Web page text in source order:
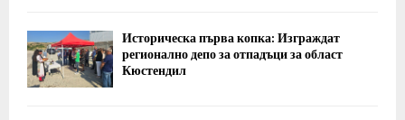
Историческа първа копка: Изграждат
регионално депо за отпадъци за област
Кюстендил